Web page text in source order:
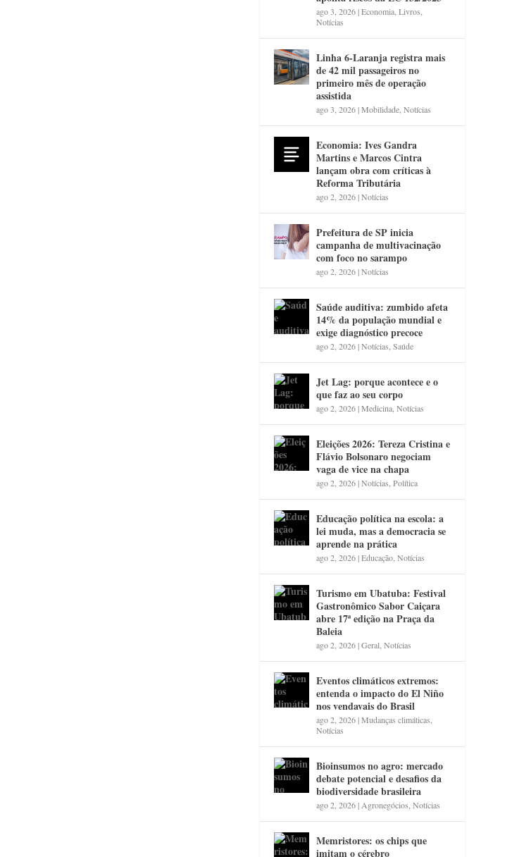
ago 3, 2026|Economia ,Livros
Notícias
Linha 6-Laranja registra mais
de 42 mil passageiros no
primeiro mês de operação
assistida
ago 3, 2026|Mobilidade ,Notícias
Economia: Ives Gandra
Martins e Marcos Cintra
lançam obra com críticas à
Reforma Tributária
ago 2, 2026|Notícias
Prefeitura de SP inicia
campanha de multivacinação
com foco no sarampo
ago 2, 2026|Notícias
Saúde auditiva: zumbido afeta
14% da população mundial e
exige diagnóstico precoce
ago 2, 2026|Notícias ,Saúde
Jet Lag: porque acontece e o
que faz ao seu corpo
ago 2, 2026|Medicina ,Notícias
Eleições 2026: Tereza Cristina e
Flávio Bolsonaro negociam
vaga de vice na chapa
ago 2, 2026|Notícias ,Política
Educação política na escola: a
lei muda, mas a democracia se
aprende na prática
ago 2, 2026|Educação ,Notícias
Turismo em Ubatuba: Festival
Gastronômico Sabor Caiçara
abre 17ª edição na Praça da
Baleia
ago 2, 2026|Geral ,Notícias
Eventos climáticos extremos:
entenda o impacto do El Niño
nos vendavais do Brasil
ago 2, 2026|Mudanças climáticas
Notícias
Bioinsumos no agro: mercado
debate potencial e desafios da
biodiversidade brasileira
ago 2, 2026| Agronegócios ,Notícias
Memristores: os chips que
imitam o cérebro